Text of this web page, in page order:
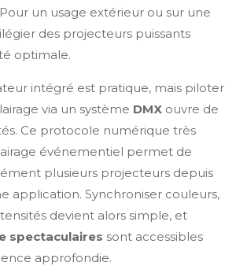
un usage extérieur ou sur une
des projecteurs puissants
optimale.
intégré est pratique, mais piloter
via un système DMX ouvre de
Ce protocole numérique très
événementiel permet de
plusieurs projecteurs depuis
application. Synchroniser couleurs,
devient alors simple, et
spectaculaires sont accessibles
approfondie.